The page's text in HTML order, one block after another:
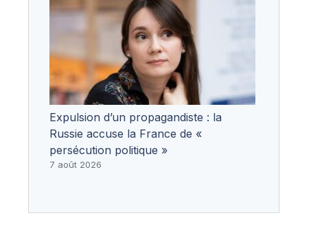
Expulsion d’un propagandiste : la
Russie accuse la France de «
persécution politique »
7 août 2026